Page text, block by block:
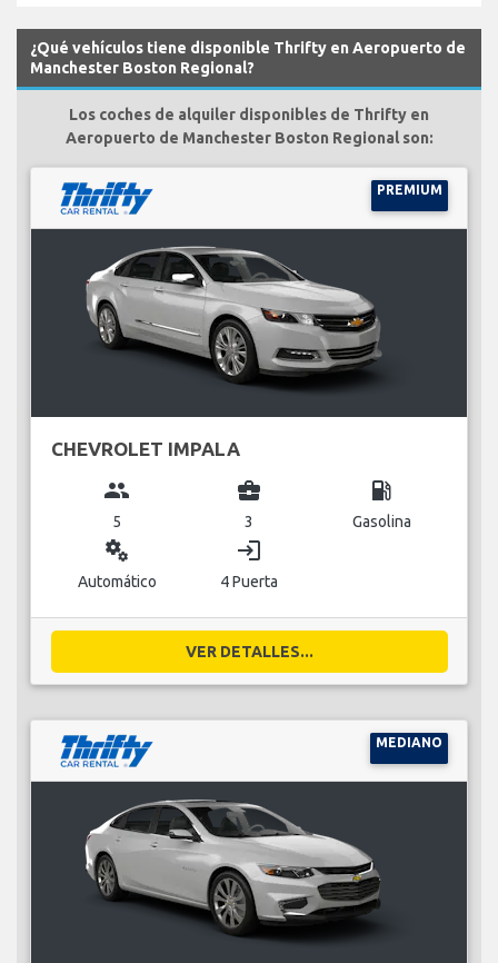
¿Qué vehículos tiene disponible Thrifty en Aeropuerto de
Manchester Boston Regional?
Los coches de alquiler disponibles de Thrifty en
Aeropuerto de Manchester Boston Regional son:
PREMIUM
CHEVROLET IMPALA
group
5
business_center
3
local_gas_station
Gasolina
miscellaneous_services
Automático
login
4 Puerta
VER DETALLES...
MEDIANO